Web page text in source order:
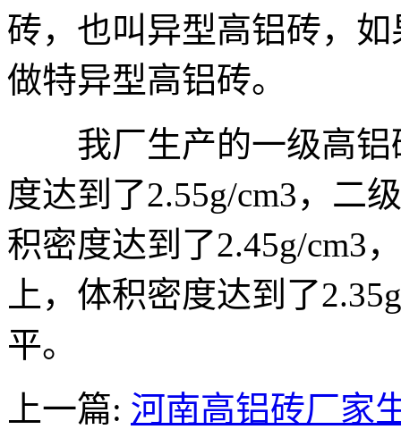
砖，也叫异型高铝砖，
做特异型高铝砖。
我厂生产的一级高铝
度达到了2.55g/cm3，二
积密度达到了2.45g/cm3
上，体积密度达到了
平。
上一篇: 河南高铝砖厂家